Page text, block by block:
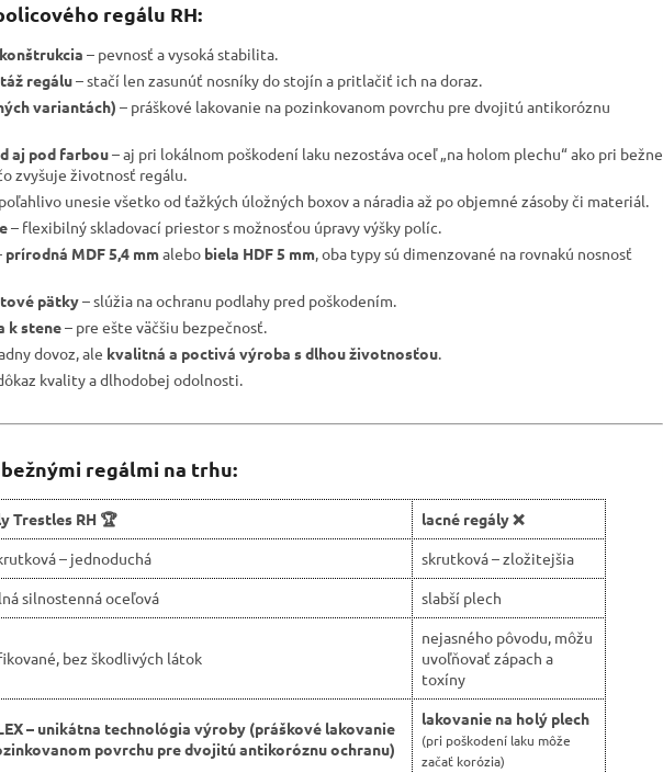
regálu RH:
– pevnosť a vysoká stabilita.
regálu– stačí len zasunúť nosníky do stojín a pritlačiť ich na doraz.
variantách) – práškové lakovanie na pozinkovanom povrchu pre dvojitú antikoróznu
aj pod farbou– aj pri lokálnom poškodení laku nezostáva oceľ „na holom plechu“ ako pri bežne
zvyšuje životnosť regálu.
unesie všetko od ťažkých úložných boxov a náradia až po objemné zásoby či materiál.
– flexibilný skladovací priestor s možnosťou úpravy výšky políc.
prírodná MDF 5,4 mmalebo biela HDF 5 mm, oba typy sú dimenzované na rovnakú nosnosť
pätky– slúžia na ochranu podlahy pred poškodením.
k stene– pre ešte väčšiu bezpečnosť.
dovoz, ale kvalitná a poctivá výroba s dlhou životnosťou.
kvality a dlhodobej odolnosti.
regálmi na trhu:
Trestles RH 🏆
lacné regály ❌
– jednoduchá
skrutková – zložitejšia
silnostenná oceľová slabší plech
bez škodlivých látok
nejasného pôvodu, môžu
uvoľňovať zápach a
toxíny
– unikátna technológia výroby (práškové lakovanie
povrchu pre dvojitú antikoróznu ochranu)
lakovanie na holý plech
(pri poškodení laku môže
začať korózia)